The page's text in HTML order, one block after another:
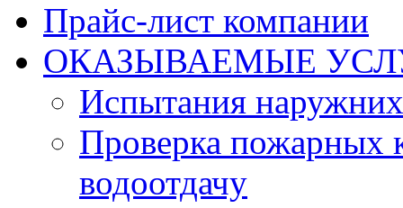
Прайс-лист компании
ОКАЗЫВАЕМЫЕ
Испытания
Проверка пожарных
водоотдачу